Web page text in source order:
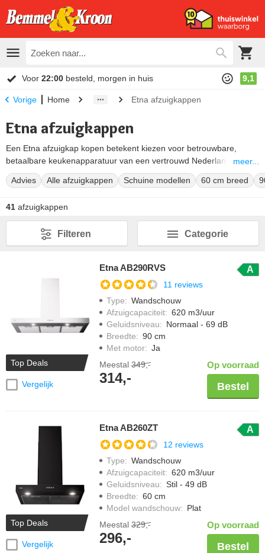
Voor 22:00 besteld, morgen in huis 9,1
Vorige Home Etna afzuigkappen
Etna afzuigkappen
Een Etna afzuigkap kopen betekent kiezen voor betrouwbare,
betaalbare keukenapparatuur van een vertrouwd Nederlands merk.
Bij Bemmel en Kroon vind je het complete aanbod Etna
afzuigkappen overzichtelijk op een rij. Van strakke
eilandschouwkappen.
Zo vind je snel het juiste model voor jouw keuken, kookplaat en
budget. Bekijk hieronder alle modellen of gebruik de keuzehulp om
meer...
Advies Alle afzuigkappen Schuine modellen 60 cm breed
41 afzuigkappen
Categorie
Filteren
Top Deals
Vergelijk
Etna AB290RVS A
11 reviews
Type: Wandschouw
Afzuigcapaciteit: 620 m3/uur
Geluidsniveau: Normaal - 69 dB
Breedte: 90 cm
Met motor: Ja
Meestal 349,-
314,-
Op voorraad
Bestel
Top Deals
Vergelijk
Etna AB260ZT A
12 reviews
Type: Wandschouw
Afzuigcapaciteit: 620 m3/uur
Geluidsniveau: Stil - 49 dB
Breedte: 60 cm
Model wandschouw: Plat
Meestal 329,-
296,-
Op voorraad
Bestel